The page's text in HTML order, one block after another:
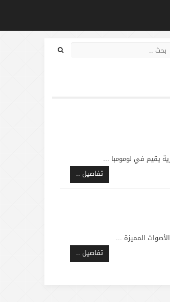
يقيم في لومومبا ...
تفاصيل ..
المميزة ...
تفاصيل ..